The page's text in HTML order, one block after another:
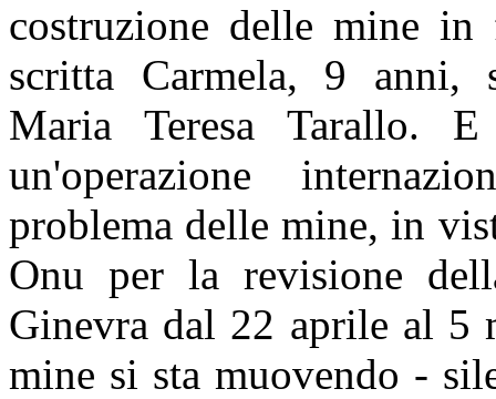
costruzione delle mine
scritta Carmela, 9 anni,
Maria Teresa Tarallo.
un'operazione
problema delle mine, in
Onu per la revisione
Ginevra dal 22 aprile al 5
mine si sta muovendo -